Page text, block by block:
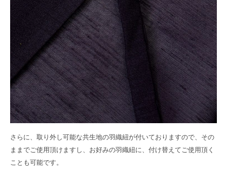
さらに、取り外し可能な共生地の羽織紐が付いておりますので、その
ままでご使用頂けますし、お好みの羽織紐に、付け替えてご使用頂く
ことも可能です。